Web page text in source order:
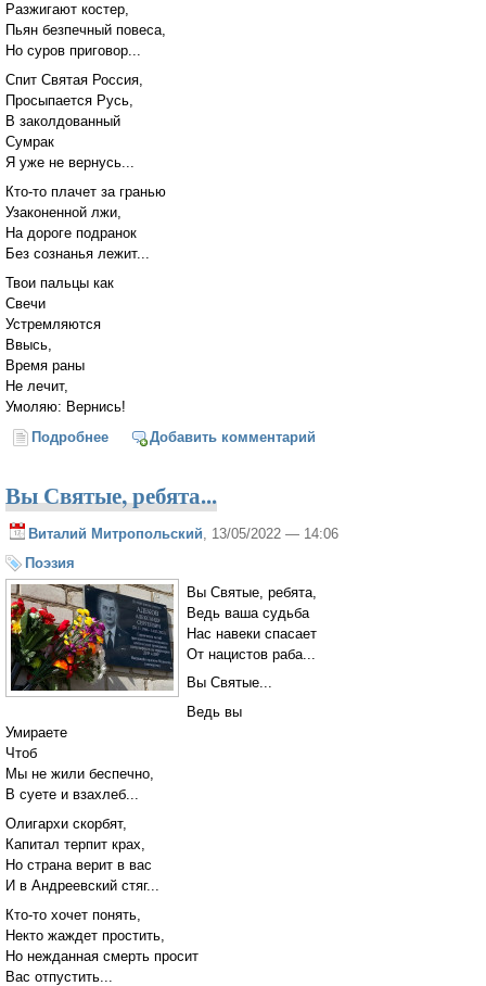
Разжигают костер,
Пьян безпечный повеса,
Но суров приговор...
Спит Святая Россия,
Просыпается Русь,
В заколдованный
Сумрак
Я уже не вернусь...
Кто-то плачет за гранью
Узаконенной лжи,
На дороге подранок
Без сознанья лежит...
Твои пальцы как
Свечи
Устремляются
Ввысь,
Время раны
Не лечит,
Умоляю: Вернись!
Подробнее о Чужие долги...
Добавить комментарий
Вы Святые, ребята...
Виталий Митропольский, 13/05/2022 — 14:06
Поэзия
Вы Святые, ребята,
Ведь ваша судьба
Нас навеки спасает
От нацистов раба...
Вы Святые...
Ведь вы
Умираете
Чтоб
Мы не жили беспечно,
В суете и взахлеб...
Олигархи скорбят,
Капитал терпит крах,
Но страна верит в вас
И в Андреевский стяг...
Кто-то хочет понять,
Некто жаждет простить,
Но нежданная смерть просит
Вас отпустить...